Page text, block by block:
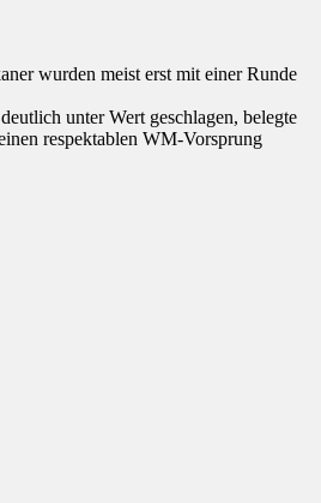
wurden meist erst mit einer Runde
unter Wert geschlagen, belegte
respektablen WM-Vorsprung